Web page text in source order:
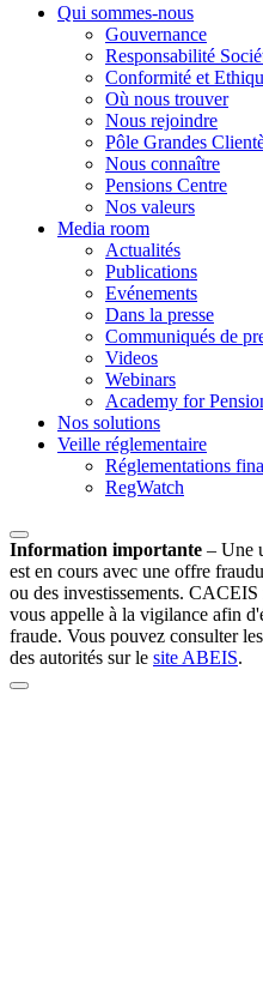
Qui sommes-nous
Gouvernance
Responsabilité
Conformité et
Où nous trouver
Nous rejoindre
Pôle Grandes
Nous connaître
Pensions Centre
Nos valeurs
Media room
Actualités
Publications
Evénements
Dans la presse
Communiqués de
Videos
Webinars
Academy for
Nos solutions
Veille réglementaire
Réglementations
RegWatch
Information importante – Une
est en cours avec une offre
ou des investissements.
vous appelle à la vigilance afin
fraude. Vous pouvez consulter
des autorités sur le site ABEIS.